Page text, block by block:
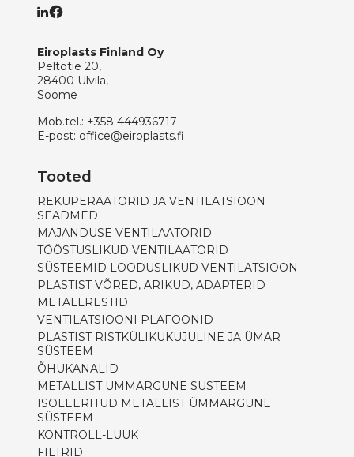
Eiroplasts Finland Oy
Peltotie 20,
28400 Ulvila,
Soome
Mob.tel.: +358 444936717
E-post: office@eiroplasts.fi
Tooted
REKUPERAATORID JA VENTILATSIOON
SEADMED
MAJANDUSE VENTILAATORID
TÖÖSTUSLIKUD VENTILAATORID
SÜSTEEMID LOODUSLIKUD VENTILATSIOON
PLASTIST VÕRED, ÄRIKUD, ADAPTERID
METALLRESTID
VENTILATSIOONI PLAFOONID
PLASTIST RISTKÜLIKUKUJULINE JA ÜMAR
SÜSTEEM
ÕHUKANALID
METALLIST ÜMMARGUNE SÜSTEEM
ISOLEERITUD METALLIST ÜMMARGUNE
SÜSTEEM
KONTROLL-LUUK
FILTRID